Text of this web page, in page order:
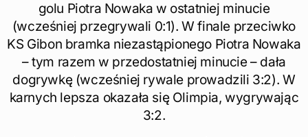
golu Piotra Nowaka w ostatniej minucie
(wcześniej przegrywali 0:1). W finale przeciwko
KS Gibon bramka niezastąpionego Piotra Nowaka
– tym razem w przedostatniej minucie – dała
dogrywkę (wcześniej rywale prowadzili 3:2). W
karnych lepsza okazała się Olimpia, wygrywając
3:2.